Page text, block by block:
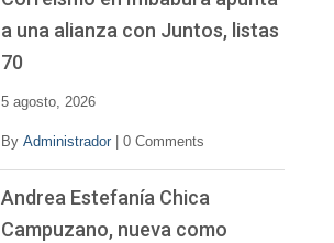
a una alianza con Juntos, listas
70
5 agosto, 2026
By Administrador 0 Comments
Andrea Estefanía Chica
Campuzano, nueva como